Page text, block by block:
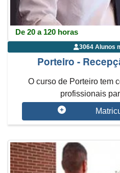
De 20 a 120 horas
3064 Alunos
Porteiro -
O curso de Porteiro tem
profissionais